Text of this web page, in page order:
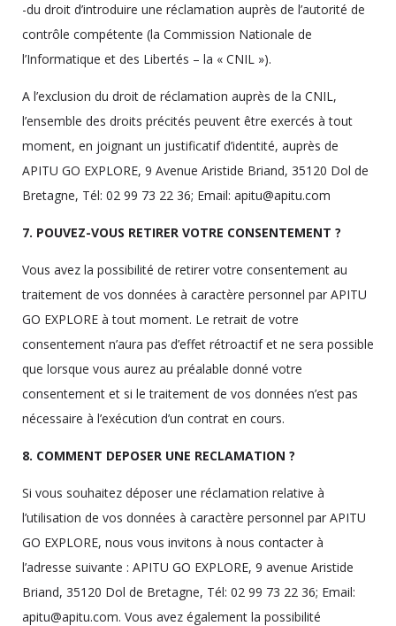
-du droit d’introduire une réclamation auprès de l’autorité de
contrôle compétente (la Commission Nationale de
l’Informatique et des Libertés – la « CNIL »).
A l’exclusion du droit de réclamation auprès de la CNIL,
l’ensemble des droits précités peuvent être exercés à tout
moment, en joignant un justificatif d’identité, auprès de
APITU GO EXPLORE, 9 Avenue Aristide Briand, 35120 Dol de
Bretagne, Tél: 02 99 73 22 36; Email: apitu@apitu.com
7. POUVEZ-VOUS RETIRER VOTRE CONSENTEMENT ?
Vous avez la possibilité de retirer votre consentement au
traitement de vos données à caractère personnel par APITU
GO EXPLORE à tout moment. Le retrait de votre
consentement n’aura pas d’effet rétroactif et ne sera possible
que lorsque vous aurez au préalable donné votre
consentement et si le traitement de vos données n’est pas
nécessaire à l’exécution d’un contrat en cours.
8. COMMENT DEPOSER UNE RECLAMATION ?
Si vous souhaitez déposer une réclamation relative à
l’utilisation de vos données à caractère personnel par APITU
GO EXPLORE, nous vous invitons à nous contacter à
l’adresse suivante : APITU GO EXPLORE, 9 avenue Aristide
Briand, 35120 Dol de Bretagne, Tél: 02 99 73 22 36; Email:
apitu@apitu.com. Vous avez également la possibilité